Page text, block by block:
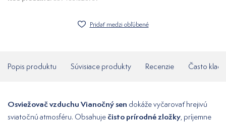
Pridať medzi obľúbené
Popis produktu Súvisiace produkty Recenzie Často
Osviežovač vzduchu Vianočný sen dokáže vyčarovať hrejivú
sviatočnú atmosféru. Obsahuje čisto prírodné zložky , príjemne